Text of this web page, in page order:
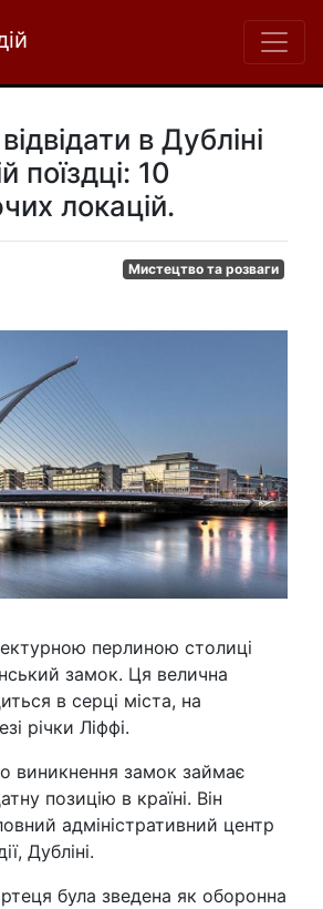
в Дубліні
поїздці: 10
локацій.
Мистецтво та розваги
перлиною столиці
замок. Ця велична
в серці міста, на
річки Ліффі.
виникнення замок займає
позицію в країні. Він
адміністративний центр
Дубліні.
була зведена як оборонна